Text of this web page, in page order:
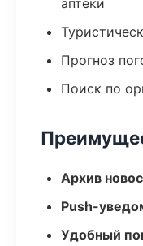
аптеки
Прогноз
Поиск по
Архив
Push-
Удобный